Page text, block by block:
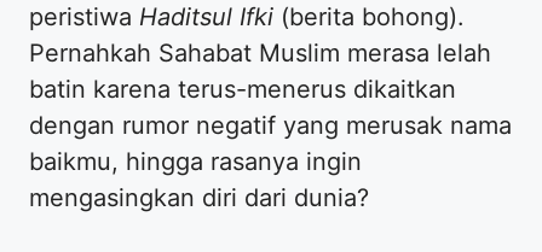
peristiwa Haditsul Ifki (berita bohong).
Pernahkah Sahabat Muslim merasa lelah
batin karena terus-menerus dikaitkan
dengan rumor negatif yang merusak nama
baikmu, hingga rasanya ingin
mengasingkan diri dari dunia?